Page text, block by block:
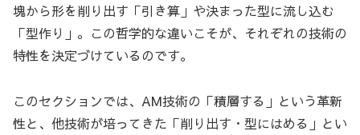
塊から形を削り出す「引き算」や決まった型に流し込む
「型作り」。この哲学的な違いこそが、それぞれの技術の
特性を決定づけているのです。
このセクションでは、AM技術の「積層する」という革新
性と、他技術が培ってきた「削り出す・型にはめる」とい